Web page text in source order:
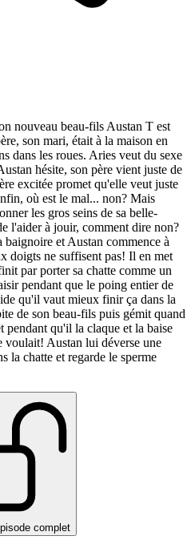
nouveau beau-fils Austan T est
son mari, était à la maison en
dans les roues. Aries veut du sexe
hésite, son père vient juste de
excitée promet qu'elle veut juste
où est le mal... non? Mais
les gros seins de sa belle-
l'aider à jouir, comment dire non?
et Austan commence à
doigts ne suffisent pas! Il en met
par porter sa chatte comme un
pendant que le poing entier de
qu'il vaut mieux finir ça dans la
de son beau-fils puis gémit quand
pendant qu'il la claque et la baise
voulait! Austan lui déverse une
la chatte et regarde le sperme
complet